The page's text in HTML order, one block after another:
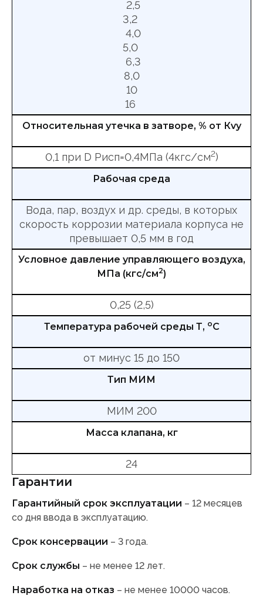
2,5
3,2
4,0
5,0
6,3
8,0
10
16
Относительная утечка в затворе, % от Кvy
0,1 при D Рисп=0,4МПа (4кгс/см2)
Рабочая среда
Вода, пар, воздух и др. среды, в которых
скорость коррозии материала корпуса не
превышает 0,5 мм в год
Условное давление управляющего воздуха,
МПа (кгс/см2)
0,25 (2,5)
Температура рабочей среды Т, оС
от минус 15 до 150
Тип МИМ
МИМ 200
Масса клапана, кг
24
Гарантии
Гарантийный срок эксплуатации – 12 месяцев
со дня ввода в эксплуатацию.
Срок консервации – 3 года.
Срок службы – не менее 12 лет.
Наработка на отказ – не менее 10000 часов.